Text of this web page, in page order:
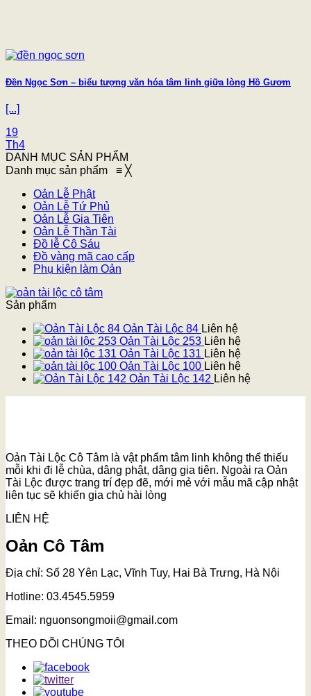
Đền Ngọc Sơn – biểu tượng văn hóa tâm linh giữa lòng Hồ Gươm
[...]
19
Th4
DANH MỤC SẢN PHẨM
Danh mục sản phẩm ≡ ╳
Oản Lễ Phật
Oản Lễ Tứ Phủ
Oản Lễ Gia Tiên
Oản Lễ Thần Tài
Đồ lễ Cô Sáu
Đồ vàng mã cao cấp
Phụ kiện làm Oản
Sản phẩm
Oản Tài Lộc 84 Liên hệ
Oản Tài Lộc 253 Liên hệ
Oản Tài Lộc 131 Liên hệ
Oản Tài Lộc 100 Liên hệ
Oản Tài Lộc 142 Liên hệ
Oản Tài Lộc Cô Tâm là vật phẩm tâm linh không thể thiếu
mỗi khi đi lễ chùa, dâng phật, dâng gia tiên. Ngoài ra Oản
Tài Lộc được trang trí đẹp đẽ, mới mẻ với mẫu mã cập nhật
liên tục sẽ khiến gia chủ hài lòng
LIÊN HỆ
Oản Cô Tâm
Địa chỉ: Số 28 Yên Lạc, Vĩnh Tuy, Hai Bà Trưng, Hà Nội
Hotline: 03.4545.5959
Email: nguonsongmoii@gmail.com
THEO DÕI CHÚNG TÔI